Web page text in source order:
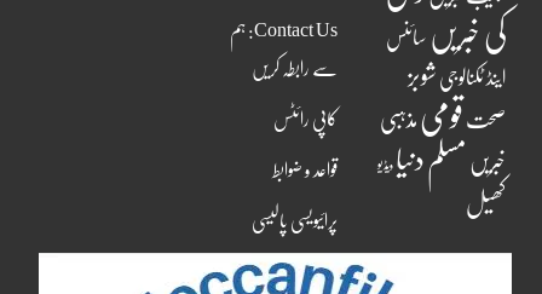
کی خبریں سائنس
اینڈ ٹکنالوجی شوبز
صحت قومی مذہبی
خبریں مسلم دنیا ویڈیو
کھیل
Contact Us: ہم
سے رابطہ کریں
کاپی رائٹس
قواعد و ضوابط
پرائیویسی پالیسی